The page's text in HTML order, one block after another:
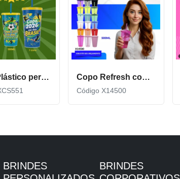
Copo Plástico personalizado In Mold Label 360 XCS551 Copo Refresh com Tampa e Canudo possui capacidade de 500ml X14500
Código X14500
BRINDES
BRINDES